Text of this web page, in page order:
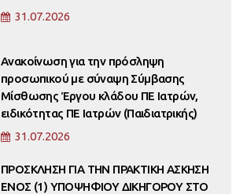
31.07.2026
Ανακοίνωση για την πρόσληψη
προσωπικού με σύναψη Σύμβασης
Μίσθωσης Έργου κλάδου ΠΕ Ιατρών,
ειδικότητας ΠΕ Ιατρών (Παιδιατρικής)
31.07.2026
ΠΡΟΣΚΛΗΣΗ ΓΙΑ ΤΗΝ ΠΡΑΚΤΙΚΗ ΑΣΚΗΣΗ
ΕΝΟΣ (1) ΥΠΟΨΗΦΙΟΥ ΔΙΚΗΓΟΡΟΥ ΣΤΟ